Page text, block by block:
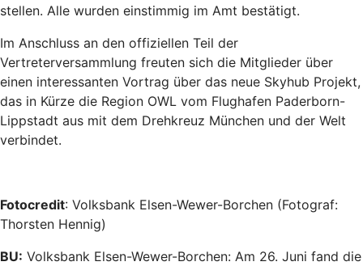
stellen. Alle wurden einstimmig im Amt bestätigt.
Im Anschluss an den offiziellen Teil der
Vertreterversammlung freuten sich die Mitglieder über
einen interessanten Vortrag über das neue Skyhub Projekt,
das in Kürze die Region OWL vom Flughafen Paderborn-
Lippstadt aus mit dem Drehkreuz München und der Welt
verbindet.
Fotocredit: Volksbank Elsen-Wewer-Borchen (Fotograf:
Thorsten Hennig)
BU: Volksbank Elsen-Wewer-Borchen: Am 26. Juni fand die